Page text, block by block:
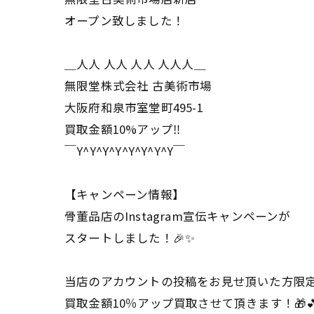
オープン致しました！
＿人人 人人 人人 人人人＿
無限堂株式会社 古美術市場
大阪府和泉市室堂町495-1
買取金額10%アップ‼️
￣Y^Y^Y^Y^Y^Y^Y^Y￣
【キャンペーン情報】
骨董品店のInstagram宣伝キャンペーンが
スタートしました！🎉✨
当店のアカウントの投稿をお見せ頂いた方限
買取金額10％アップ買取させて頂きます！